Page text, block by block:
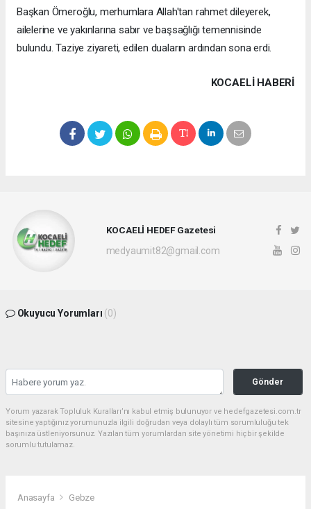
Başkan Ömeroğlu, merhumlara Allah'tan rahmet dileyerek,
ailelerine ve yakınlarına sabır ve başsağlığı temennisinde
bulundu. Taziye ziyareti, edilen duaların ardından sona erdi.
KOCAELI HABERİ
KOCAELİ HEDEF Gazetesi
medyaumit82@gmail.com
Okuyucu Yorumları (0)
Gönder
Yorum yazarak Topluluk Kuralları’nı kabul etmiş bulunuyor ve hedefgazetesi.com.tr
sitesine yaptığınız yorumunuzla ilgili doğrudan veya dolaylı tüm sorumluluğu tek
başınıza üstleniyorsunuz. Yazılan tüm yorumlardan site yönetimi hiçbir şekilde
sorumlu tutulamaz.
Anasayfa Gebze